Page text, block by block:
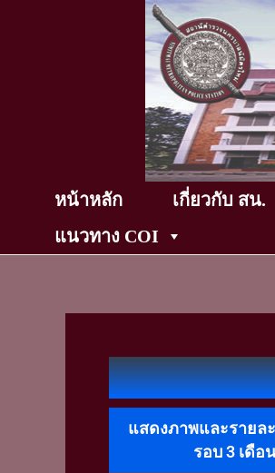
หน้าหลัก เกี่ยวกับ สน.
แนวทาง COI
แสดงภาพและรายล
รอบ 3 เดือ